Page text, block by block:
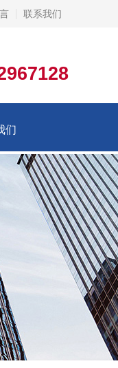
联系我们
们